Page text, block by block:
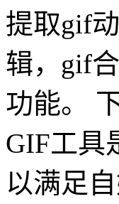
提取gif
辑，gif
功能。
GIF工具
以满足